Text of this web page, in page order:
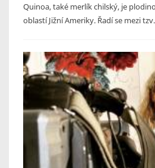
Quinoa, také merlík chilský, je
oblastí Jižní Ameriky. Řadí se mezi